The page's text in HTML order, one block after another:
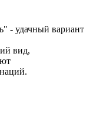
- удачный вариант
вид,